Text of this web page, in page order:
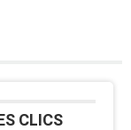
CLICS